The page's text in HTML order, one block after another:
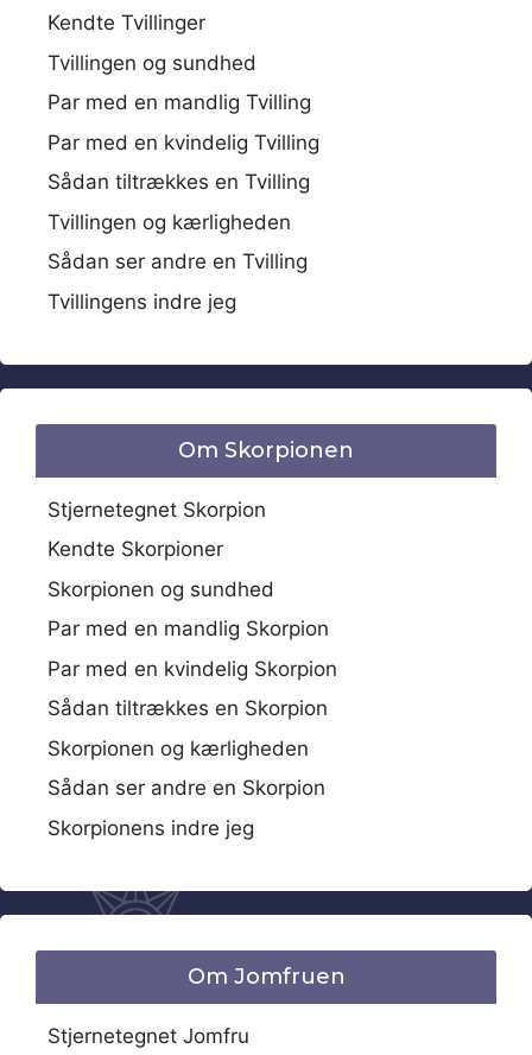
Kendte Tvillinger
Tvillingen og sundhed
Par med en mandlig Tvilling
Par med en kvindelig Tvilling
Sådan tiltrækkes en Tvilling
Tvillingen og kærligheden
Sådan ser andre en Tvilling
Tvillingens indre jeg
Om Skorpionen
Stjernetegnet Skorpion
Kendte Skorpioner
Skorpionen og sundhed
Par med en mandlig Skorpion
Par med en kvindelig Skorpion
Sådan tiltrækkes en Skorpion
Skorpionen og kærligheden
Sådan ser andre en Skorpion
Skorpionens indre jeg
Om Jomfruen
Stjernetegnet Jomfru